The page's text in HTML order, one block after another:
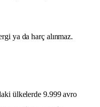
ya da harç alınmaz.
ülkelerde 9.999 avro